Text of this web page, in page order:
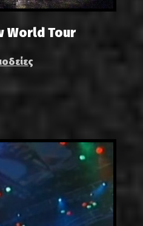
World Tour